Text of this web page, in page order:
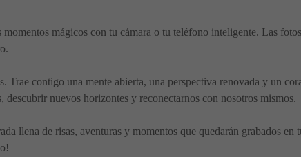
mágicos con tu cámara o tu teléfono inteligente. Las
Trae contigo una mente abierta, una perspectiva renovada y un
nuevos horizontes y reconectarnos con nosotros mismos.
llena de risas, aventuras y momentos que quedarán grabados en